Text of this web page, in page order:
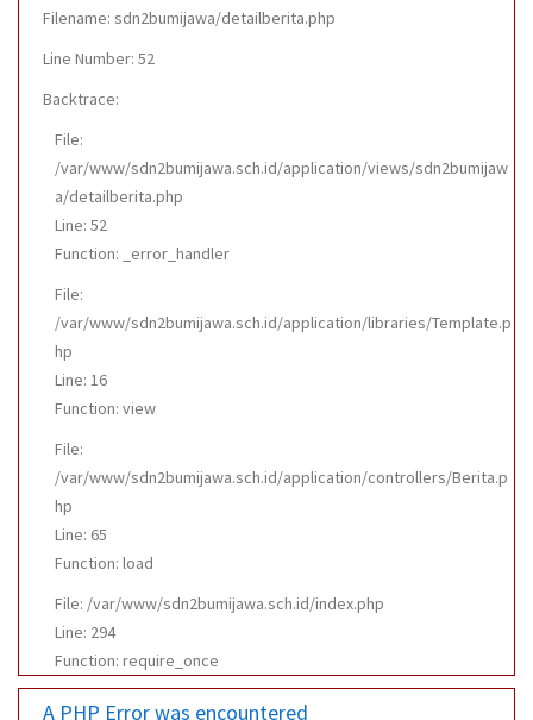
Filename: sdn2bumijawa/detailberita.php
Line Number: 52
Backtrace:
File:
/var/www/sdn2bumijawa.sch.id/application/views/sdn2bumijaw
a/detailberita.php
Line: 52
Function: _error_handler
File:
/var/www/sdn2bumijawa.sch.id/application/libraries/Template.p
hp
Line: 16
Function: view
File:
/var/www/sdn2bumijawa.sch.id/application/controllers/Berita.p
hp
Line: 65
Function: load
File: /var/www/sdn2bumijawa.sch.id/index.php
Line: 294
Function: require_once
A PHP Error was encountered